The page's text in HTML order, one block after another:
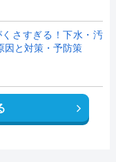
さすぎる！下水・汚
因と対策・予防策